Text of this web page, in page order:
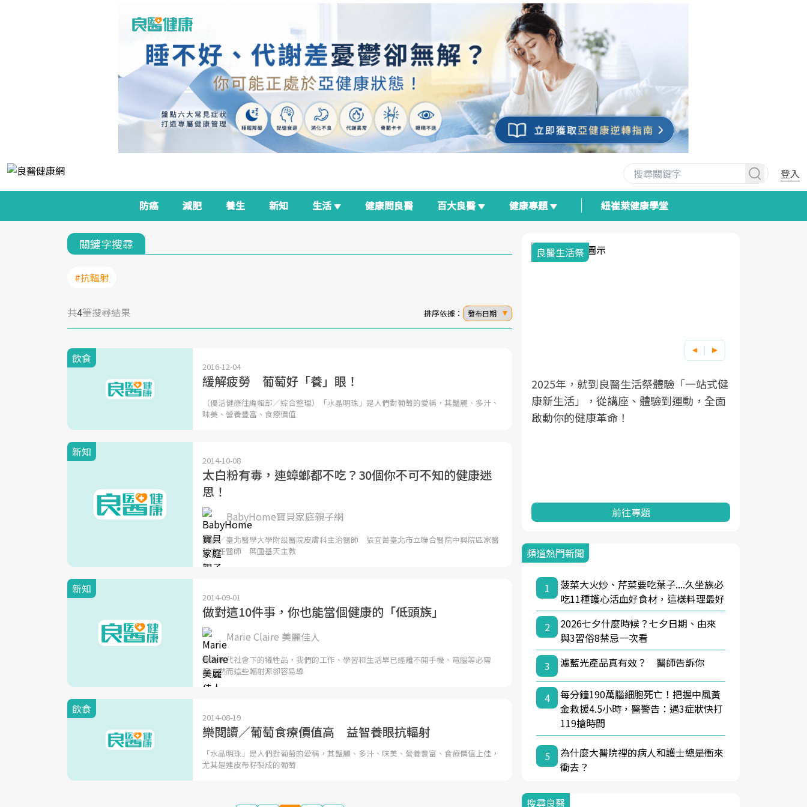
登入
防癌 減肥 養生 新知 生活 健康問良醫 百大良醫 健康專題 紐崔萊健康學堂
關鍵字搜尋
#抗輻射
共4筆搜尋結果 排序依據： 發布日期
飲食
2016-12-04
緩解疲勞 葡萄好「養」眼！
（優活健康往編輯部／綜合整理）「水晶明珠」是人們對葡萄的愛稱，其豔麗、多汁、
味美、營養豐富、食療價值
新知
2014-10-08
太白粉有毒，連蟑螂都不吃？30個你不可不知的健康迷
思！
BabyHome寶貝家庭親子網
諮詢／臺北醫學大學附設醫院皮膚科主治醫師 張宜菁臺北市立聯合醫院中興院區家醫
科主任醫師 葉國基天主教
新知
2014-09-01
做對這10件事，你也能當個健康的「低頭族」
Marie Claire 美麗佳人
身為現代社會下的犧牲品，我們的工作、學習和生活早已經離不開手機、電腦等必需
品。然而這些輻射源卻容易導
飲食
2014-08-19
樂閱讀／葡萄食療價值高 益智養眼抗輻射
「水晶明珠」是人們對葡萄的愛稱，其豔麗、多汁、味美、營養豐富、食療價值上佳，
尤其是連皮帶籽製成的葡萄
面對超高齡社會的浪潮，台灣正在快速邁
向「健康照護」的新時代。隨著國家政策
務，更是民眾了解自身健康狀況、啟動健
康管理的重要起點。
良醫生活祭
2025年，就到良醫生活祭體驗「一站式健
康新生活」，從講座、體驗到運動，全面
我與健康韌性的距離
良醫健康網從「換季的身體變化」出發，
透過醫學觀點與日常感受的對話，建立對
亞健康的認知，進而引導實際的改善行
前往專題
頻道熱門新聞
1
菠菜大火炒、芹菜要吃葉子....久坐族必
吃11種護心活血好食材，這樣料理最好
2
2026七夕什麼時候？七夕日期、由來
與3習俗8禁忌一次看
3
濾藍光產品真有效？ 醫師告訴你
4
每分鐘190萬腦細胞死亡！把握中風黃
金救援4.5小時，醫警告：遇3症狀快打
119搶時間
5
為什麼大醫院裡的病人和護士總是衝來
衝去？
搜尋良醫